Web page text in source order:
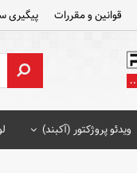
قوانین و مقررات پیگیری
ویدئو پروژکتور (آکبند)